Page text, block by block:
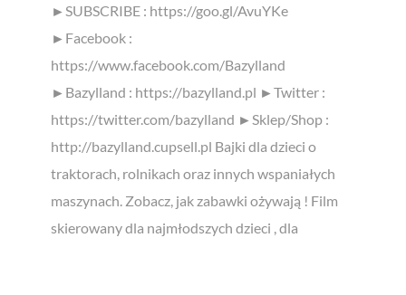
►SUBSCRIBE : https://goo.gl/AvuYKe
►Facebook :
https://www.facebook.com/Bazylland
►Bazylland : https://bazylland.pl ►Twitter :
https://twitter.com/bazylland ►Sklep/Shop :
http://bazylland.cupsell.pl Bajki dla dzieci o
traktorach, rolnikach oraz innych wspaniałych
maszynach. Zobacz, jak zabawki ożywają ! Film
skierowany dla najmłodszych dzieci , dla